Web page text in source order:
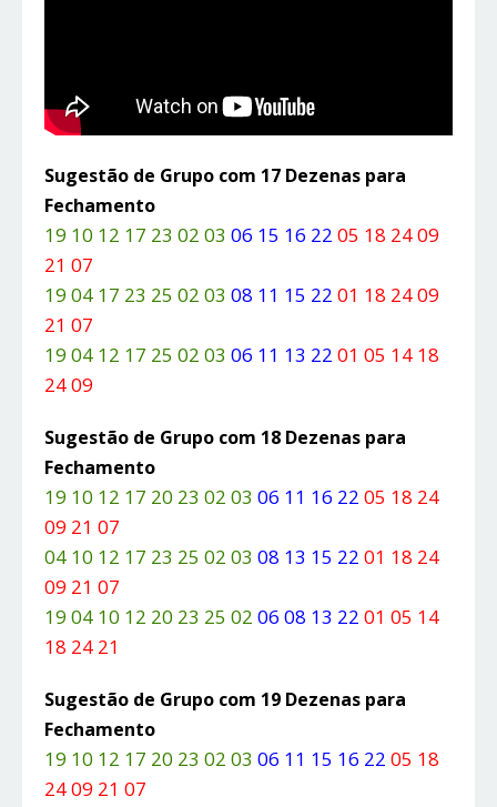
Sugestão de Grupo com 17 Dezenas para
Fechamento
19 10 12 17 23 02 03 06 15 16 22 05 18 24 09
21 07
19 04 17 23 25 02 03 08 11 15 22 01 18 24 09
21 07
19 04 12 17 25 02 03 06 11 13 22 01 05 14 18
24 09
Sugestão de Grupo com 18 Dezenas para
Fechamento
19 10 12 17 20 23 02 03 06 11 16 22 05 18 24
09 21 07
04 10 12 17 23 25 02 03 08 13 15 22 01 18 24
09 21 07
19 04 10 12 20 23 25 02 06 08 13 22 01 05 14
18 24 21
Sugestão de Grupo com 19 Dezenas para
Fechamento
19 10 12 17 20 23 02 03 06 11 15 16 22 05 18
24 09 21 07